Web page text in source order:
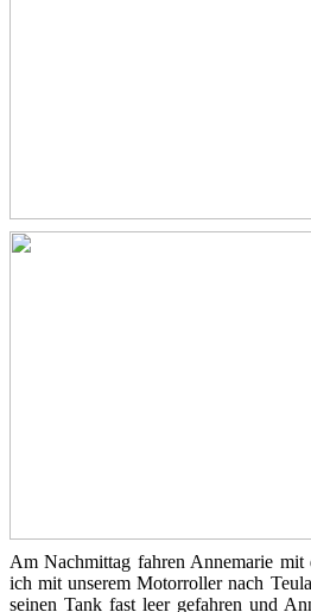
Am Nachmittag fahren Annemarie
ich mit unserem Motorroller nach
seinen Tank fast leer gefahren und